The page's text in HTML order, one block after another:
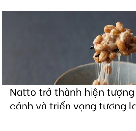
Natto trở thành hiện tượng
cảnh và triển vọng tương